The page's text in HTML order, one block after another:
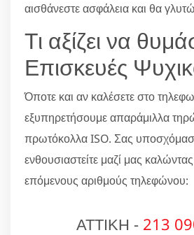
αισθάνεστε ασφάλεια και θα
Τι αξίζει να
Επισκευές
Όποτε και αν καλέσετε στο
εξυπηρετήσουμε απαράμιλλα
πρωτόκολλα ISO. Σας
ενθουσιαστείτε μαζί μας
επόμενους αριθμούς τηλεφώνου:
ΑΤΤΙΚΗ - 213